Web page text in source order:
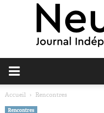
Accueil Rencontres
Rencontres